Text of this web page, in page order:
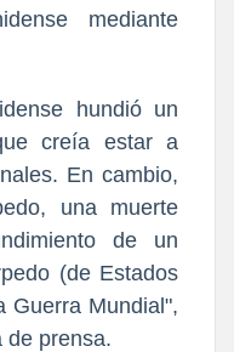
mediante
hundió un
creía estar a
En cambio,
una muerte
de un
(de Estados
Guerra Mundial",
de prensa.